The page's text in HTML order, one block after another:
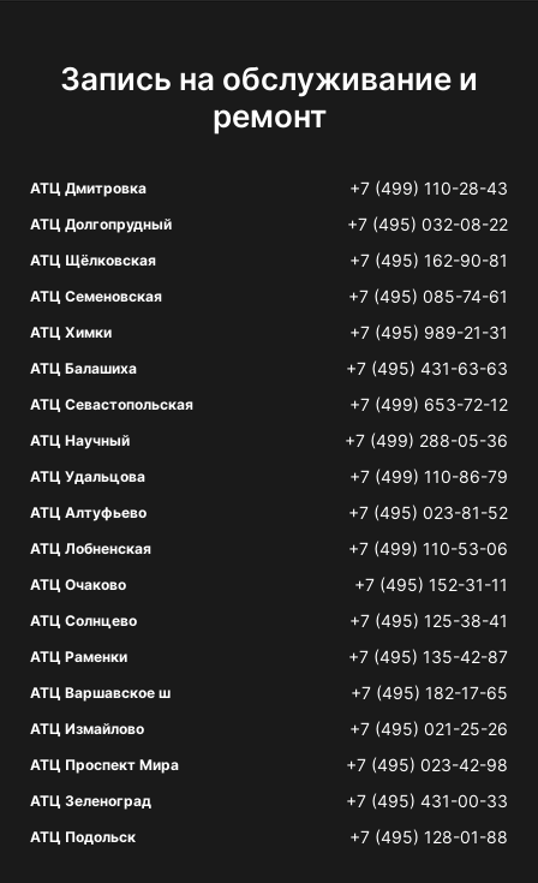
Запись на обслуживание и
ремонт
АТЦ Дмитровка +7 (499) 110-28-43
АТЦ Долгопрудный +7 (495) 032-08-22
АТЦ Щёлковская +7 (495) 162-90-81
АТЦ Семеновская +7 (495) 085-74-61
АТЦ Химки +7 (495) 989-21-31
АТЦ Балашиха +7 (495) 431-63-63
АТЦ Севастопольская +7 (499) 653-72-12
АТЦ Научный +7 (499) 288-05-36
АТЦ Удальцова +7 (499) 110-86-79
АТЦ Алтуфьево +7 (495) 023-81-52
АТЦ Лобненская +7 (499) 110-53-06
АТЦ Очаково +7 (495) 152-31-11
АТЦ Солнцево +7 (495) 125-38-41
АТЦ Раменки +7 (495) 135-42-87
АТЦ Варшавское ш +7 (495) 182-17-65
АТЦ Измайлово +7 (495) 021-25-26
АТЦ Проспект Мира +7 (495) 023-42-98
АТЦ Зеленоград +7 (495) 431-00-33
АТЦ Подольск +7 (495) 128-01-88